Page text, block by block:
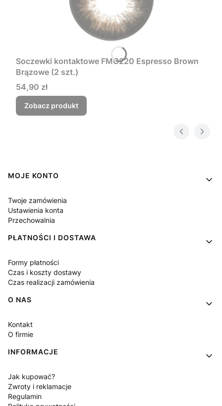
Soczewki kontaktowe FMC220 Espresso Brown
Brązowe (2 szt.)
Cena
54,90 zł
Zobacz produkt
Linki w stopce
MOJE KONTO
Twoje zamówienia
Ustawienia konta
Przechowalnia
PŁATNOŚCI I DOSTAWA
Formy płatności
Czas i koszty dostawy
Czas realizacji zamówienia
O NAS
Kontakt
O firmie
INFORMACJE
Jak kupować?
Zwroty i reklamacje
Regulamin